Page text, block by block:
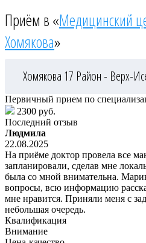
Приём в «Медицинский
Хомякова»
Хомякова 17 Район - Верх-
Первичный прием по
2300 руб.
Последний отзыв
Людмила
22.08.2025
На приёме доктор провела все
запланировали, сделав мне
была со мной внимательна.
вопросы, всю информацию
мне нравится. Приняли меня с
небольшая очередь.
Квалификация
Внимание